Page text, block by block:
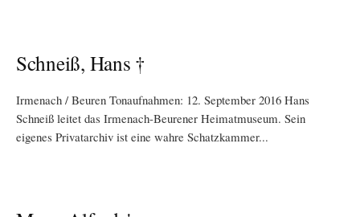
Schneiß, Hans †
Irmenach / Beuren Tonaufnahmen: 12. September 2016 Hans
Schneiß leitet das Irmenach-Beurener Heimatmuseum. Sein
eigenes Privatarchiv ist eine wahre Schatzkammer...